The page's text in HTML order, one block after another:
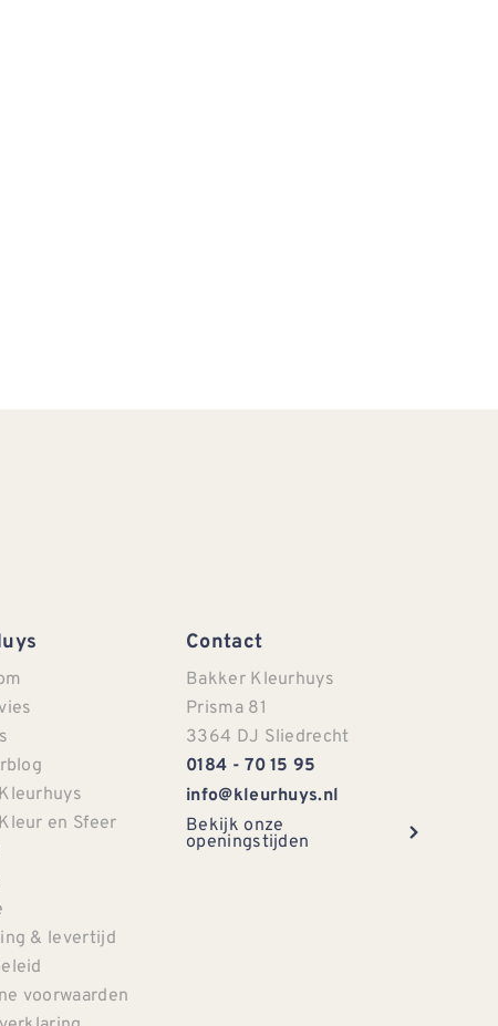
en Sfeer
& levertijd
voorwaarden
Contact
Bakker Kleurhuys
Prisma 81
3364 DJ Sliedrecht
0184 - 70 15 95
info@kleurhuys.nl
Bekijk onze
openingstijden